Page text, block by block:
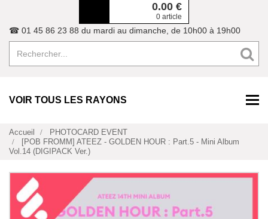
0.00 €
0 article
☎ 01 45 86 23 88 du mardi au dimanche, de 10h00 à 19h00
VOIR TOUS LES RAYONS
Accueil
PHOTOCARD EVENT
[POB FROMM] ATEEZ - GOLDEN HOUR : Part.5 - Mini Album
Vol.14 (DIGIPACK Ver.)